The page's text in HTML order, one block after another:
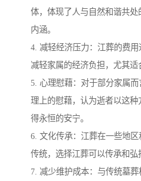
体，体现了人与自然和谐共
内涵。
4. 减轻经济压力：江葬的费
减轻家属的经济负担，尤其适
5. 心理慰藉：对于部分家属
理上的慰藉，认为逝者以这
得永恒的安宁。
6. 文化传承：江葬在一些地
传统，选择江葬可以传承和弘
7. 减少维护成本：与传统墓